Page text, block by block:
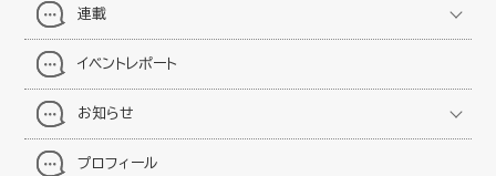
連載
イベントレポート
お知らせ
プロフィール